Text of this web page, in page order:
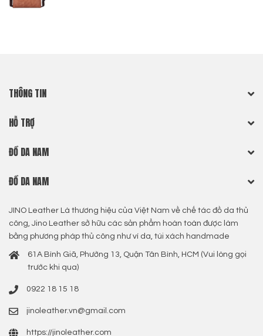
THÔNG TIN
HỖ TRỢ
ĐỒ DA NAM
ĐỒ DA NAM
JINO Leather Là thương hiệu của Việt Nam về chế tác đồ da thủ
công, Jino Leather sở hữu các sản phẩm hoàn toàn được làm
bằng phương pháp thủ công như ví da, túi xách handmade
61A Bình Giã, Phường 13, Quận Tân Bình, HCM (Vui lòng gọi
trước khi qua)
0922 18 15 18
jinoleather.vn@gmail.com
https://jinoleather.com